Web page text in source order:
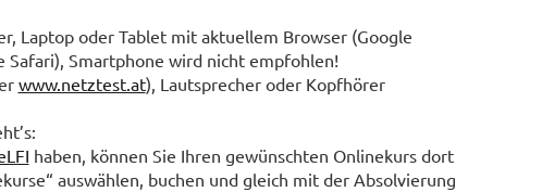
Laptop oder Tablet mit aktuellem Browser (Google
Smartphone wird nicht empfohlen!
www.netztest.at), Lautsprecher oder Kopfhörer
haben, können Sie Ihren gewünschten Onlinekurs dort
auswählen, buchen und gleich mit der Absolvierung